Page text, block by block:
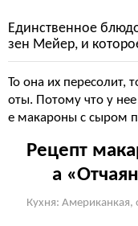
Единственное
зен Мейер, и
То она их пересолит,
оты. Потому что у
е макароны с сыром
Рецепт
а
Кухня: Американкая,